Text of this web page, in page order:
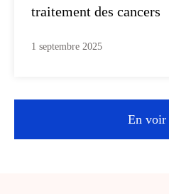
traitement des cancers
1 septembre 2025
En voir